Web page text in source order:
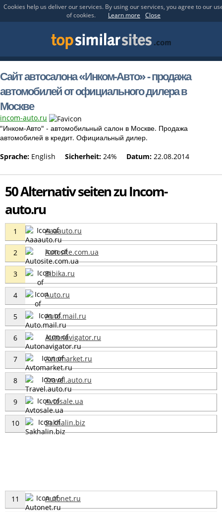
Cookies help us deliver our services. By using our services, you agree to our
of cookies.
Learn more Close
Сайт автосалона «Инком-Авто» - продажа
автомобилей от официального дилера в
Москве
incom-auto.ru
"Инком-Авто" - автомобильный салон в Москве. Продажа
автомобилей в кредит. Официальный дилер.
Sprache: English Sicherheit: 24% Datum: 22.08.2014
50 Alternativ seiten zu Incom-
auto.ru
1 Aaaauto.ru
2 Autosite.com.ua
3 Bibika.ru
4 Auto.ru
5 Auto.mail.ru
6 Autonavigator.ru
7 Avtomarket.ru
8 Travel.auto.ru
9 Avtosale.ua
10 Sakhalin.biz
11 Autonet.ru